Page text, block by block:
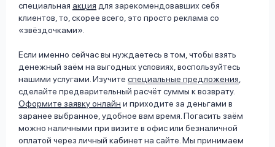
специальная акция для зарекомендовавших себя
клиентов, то, скорее всего, это просто реклама со
«звёздочками».
Если именно сейчас вы нуждаетесь в том, чтобы взять
денежный заём на выгодных условиях, воспользуйтесь
нашими услугами. Изучите специальные предложения,
сделайте предварительный расчёт суммы к возврату.
Оформите заявку онлайн и приходите за деньгами в
заранее выбранное, удобное вам время. Погасить заём
можно наличными при визите в офис или безналичной
оплатой через личный кабинет на сайте. Мы принимаем